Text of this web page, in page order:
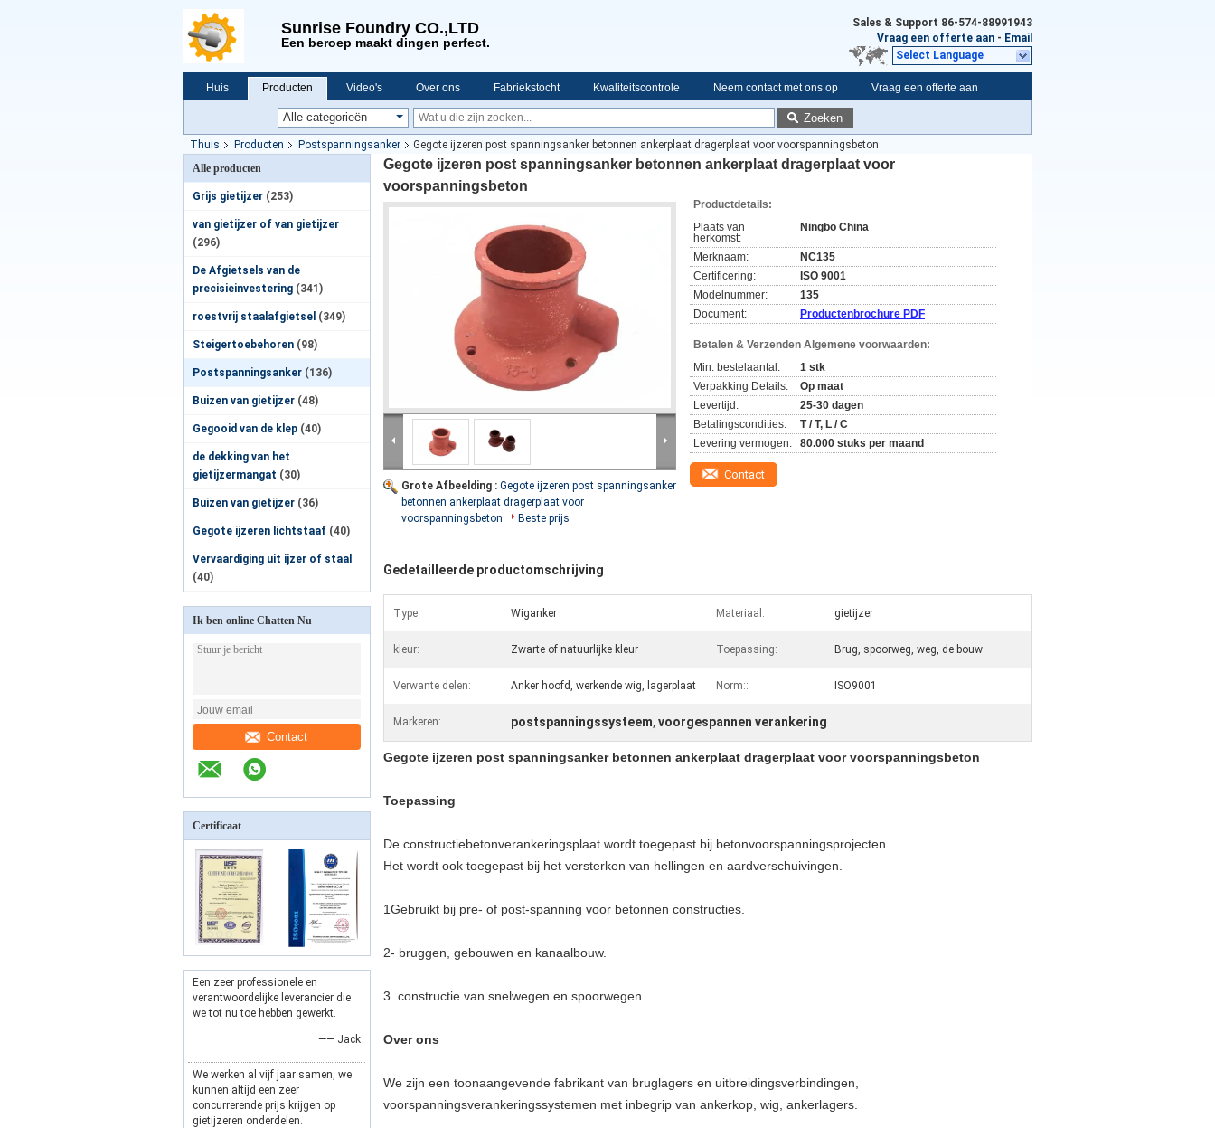
Sunrise Foundry CO.,LTD
Een beroep maakt dingen perfect.
Sales & Support 86-574-88991943
Vraag een offerte aan - Email
Select Language
Huis Producten Video's Over ons Fabriekstocht Kwaliteitscontrole Neem contact met ons op Vraag een offerte aan
Zoeken
Thuis Producten Postspanningsanker
Gegote ijzeren post spanningsanker betonnen ankerplaat dragerplaat voor voorspanningsbeton
Alle producten
Grijs gietijzer (253)
van gietijzer of van gietijzer
(296)
De Afgietsels van de
precisieinvestering (341)
roestvrij staalafgietsel (349)
Steigertoebehoren (98)
Postspanningsanker (136)
Buizen van gietijzer (48)
Gegooid van de klep (40)
de dekking van het
gietijzermangat (30)
Buizen van gietijzer (36)
Gegote ijzeren lichtstaaf (40)
Vervaardiging uit ijzer of staal
(40)
Ik ben online Chatten Nu
Contact
Certificaat
Een zeer professionele en
verantwoordelijke leverancier die
we tot nu toe hebben gewerkt.
—— Jack
We werken al vijf jaar samen, we
kunnen altijd een zeer
concurrerende prijs krijgen op
gietijzeren onderdelen.
Gegote ijzeren post spanningsanker betonnen ankerplaat dragerplaat voor
voorspanningsbeton
Grote Afbeelding : Gegote ijzeren post spanningsanker
betonnen ankerplaat dragerplaat voor
voorspanningsbeton
Beste prijs
Productdetails:
Plaats van
herkomst:
Ningbo China
Merknaam:
NC135
Certificering:
ISO 9001
Modelnummer:
135
Document:
Productenbrochure PDF
Betalen & Verzenden Algemene voorwaarden:
Min. bestelaantal:
1 stk
Verpakking Details:
Op maat
Levertijd:
25-30 dagen
Betalingscondities:
T / T, L / C
Levering vermogen:
80.000 stuks per maand
Contact
Gedetailleerde productomschrijving
Type: Wiganker Materiaal: gietijzer
kleur: Zwarte of natuurlijke kleur Toepassing: Brug, spoorweg, weg, de bouw
Verwante delen: Anker hoofd, werkende wig, lagerplaat Norm:: ISO9001
Markeren: postspanningssysteem, voorgespannen verankering
Gegote ijzeren post spanningsanker betonnen ankerplaat dragerplaat voor voorspanningsbeton
Toepassing
De constructiebetonverankeringsplaat wordt toegepast bij betonvoorspanningsprojecten.
Het wordt ook toegepast bij het versterken van hellingen en aardverschuivingen.
1Gebruikt bij pre- of post-spanning voor betonnen constructies.
2- bruggen, gebouwen en kanaalbouw.
3. constructie van snelwegen en spoorwegen.
Over ons
We zijn een toonaangevende fabrikant van bruglagers en uitbreidingsverbindingen,
voorspanningsverankeringssystemen met inbegrip van ankerkop, wig, ankerlagers.